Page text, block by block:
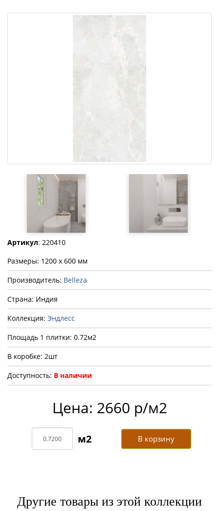
Артикул: 220410
Размеры: 1200 x 600 мм
Производитель: Belleza
Страна: Индия
Коллекция: Эндлесс
Площадь 1 плитки: 0.72м2
В коробке: 2шт
Доступность: В наличии
Цена: 2660 р/м2
В корзину
Другие товары из этой коллекции